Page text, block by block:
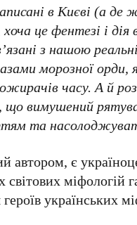
в Києві (а
це фентезі і
з нашою
морозної орди,
часу. А й
що вимушений
та
автором, є
міфологій
українських